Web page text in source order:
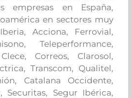
empresas en España,
en sectores muy
Acciona, Ferrovial,
Teleperformance,
Correos, Clarosol,
Transcom, Qualitel,
Catalana Occidente,
Securitas, Segur Ibérica,